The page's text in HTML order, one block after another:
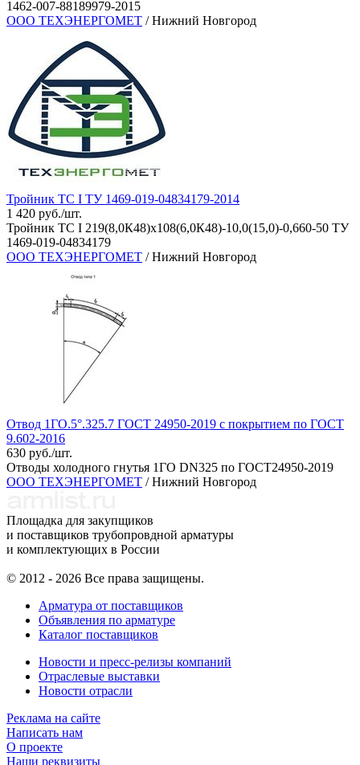
1462-007-88189979-2015
ООО ТЕХЭНЕРГОМЕТ / Нижний Новгород
Тройник ТС I ТУ 1469-019-04834179-2014
1 420 руб./шт.
Тройник ТС I 219(8,0К48)х108(6,0К48)-10,0(15,0)-0,660-50 ТУ
1469-019-04834179
ООО ТЕХЭНЕРГОМЕТ / Нижний Новгород
Отвод 1ГО.5°.325.7 ГОСТ 24950-2019 с покрытием по ГОСТ
9.602-2016
630 руб./шт.
Отводы холодного гнутья 1ГО DN325 по ГОСТ24950-2019
ООО ТЕХЭНЕРГОМЕТ / Нижний Новгород
Площадка для закупщиков
и поставщиков трубопровдной арматуры
и комплектующих в России
© 2012 - 2026 Все права защищены.
Арматура от поставщиков
Объявления по арматуре
Каталог поставщиков
Новости и пресс-релизы компаний
Отраслевые выставки
Новости отрасли
Реклама на сайте
Написать нам
О проекте
Наши реквизиты